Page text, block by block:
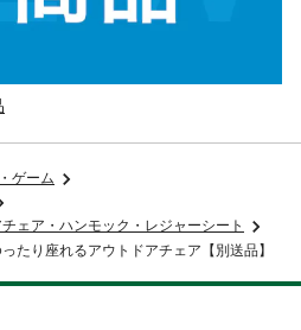
ゲーム
ェア・ハンモック・レジャーシート
ったり座れるアウトドアチェア【別送品】